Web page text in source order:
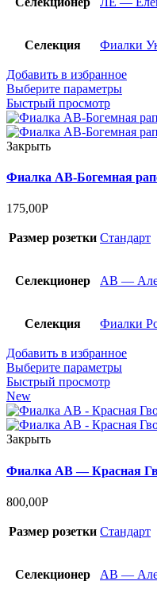
Селекция Фиалки
Добавить в избранное
Выберите параметры
Быстрый просмотр
Закрыть
Фиалка АВ-Богемная
175,00Р
Размер розетки Стандарт
Селекционер АВ —
Селекция Фиалки
Добавить в избранное
Выберите параметры
Быстрый просмотр
New
Закрыть
Фиалка АВ — Красная
800,00Р
Размер розетки Стандарт
Селекционер АВ —